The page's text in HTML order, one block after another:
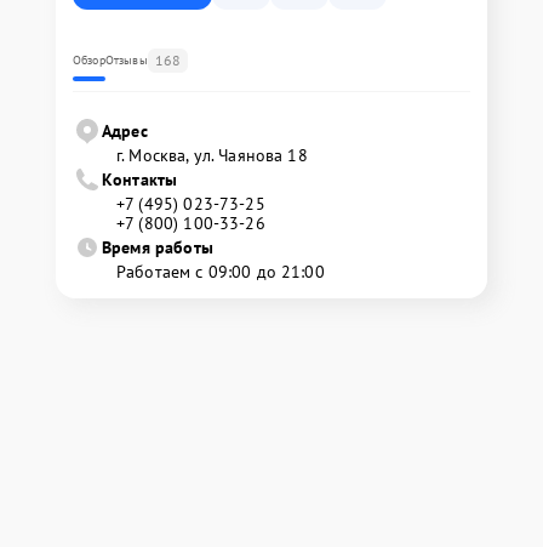
ОбзорОтзывы 168
Адрес
г. Москва, ул. Чаянова 18
Контакты
+7 (495) 023-73-25
+7 (800) 100-33-26
Время работы
Работаем с 09:00 до 21:00